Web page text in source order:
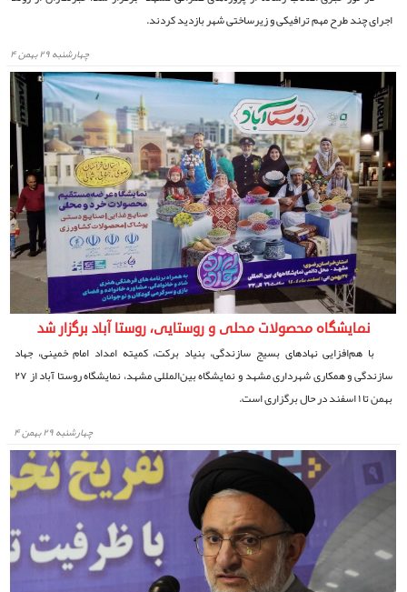
اجرای چند طرح مهم ترافیکی و زیرساختی شهر بازدید کردند.
چهارشنبه ۲۹ بهمن ۴
نمایشگاه محصولات محلی و روستایی، روستا آباد برگزار شد
با هم‌افزایی نهادهای بسیج سازندگی، بنیاد برکت، کمیته امداد امام خمینی، جهاد
سازندگی و همکاری شهرداری مشهد و نمایشگاه بین‌المللی مشهد، نمایشگاه روستا آباد از ۲۷
بهمن تا ۱ اسفند در حال برگزاری است.
چهارشنبه ۲۹ بهمن ۴